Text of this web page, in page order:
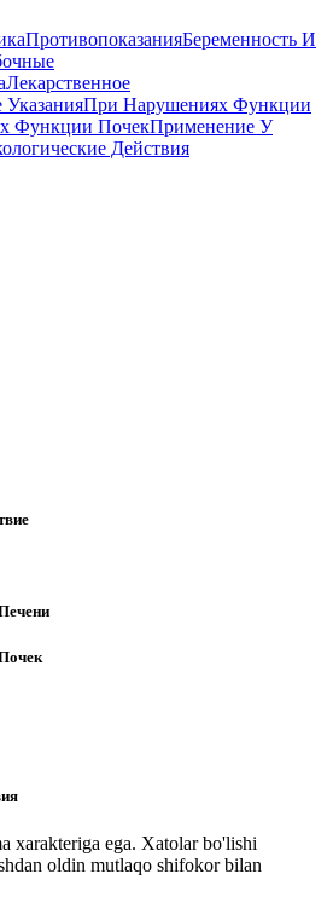
ПротивопоказанияБеременность И
Лекарственное
При Нарушениях Функции
Функции ПочекПрименение У
Действия
xarakteriga ega. Xatolar bo'lishi
oldin mutlaqo shifokor bilan